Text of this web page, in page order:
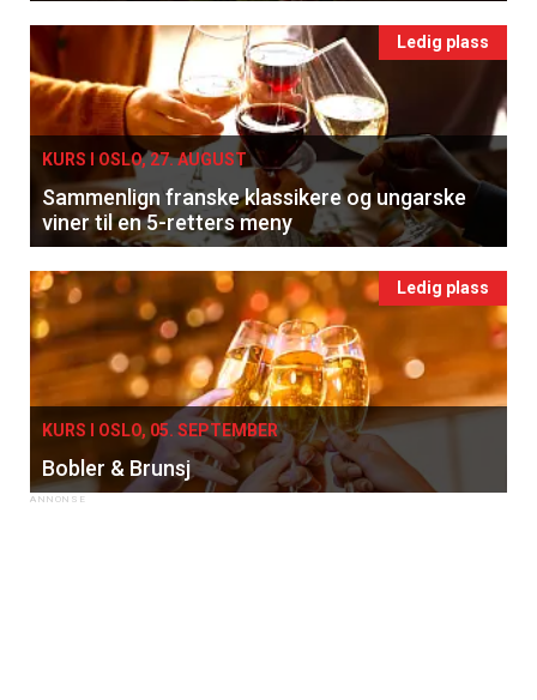
Ledig plass
KURS I OSLO, 27. AUGUST
Sammenlign franske klassikere og ungarske
viner til en 5-retters meny
Ledig plass
KURS I OSLO, 05. SEPTEMBER
Bobler & Brunsj